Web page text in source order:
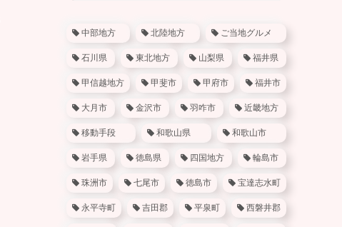
中部地方 北陸地方 ご当地グルメ
石川県 東北地方 山梨県 福井県
甲信越地方 甲斐市 甲府市 福井市
大月市 金沢市 羽咋市 近畿地方
移動手段 和歌山県 和歌山市
岩手県 徳島県 四国地方 輪島市
珠洲市 七尾市 徳島市 宝達志水町
永平寺町 吉田郡 平泉町 西磐井郡